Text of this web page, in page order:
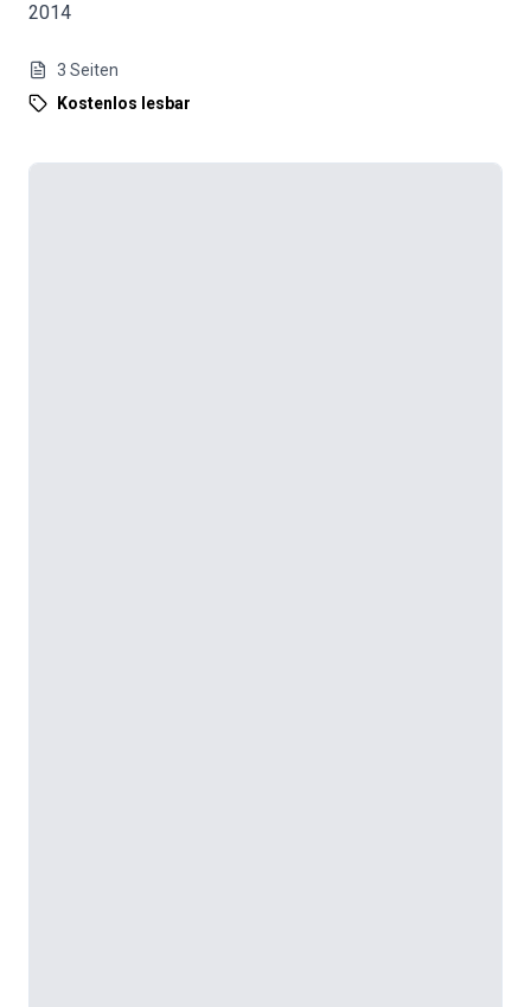
2014
3 Seiten
Kostenlos lesbar